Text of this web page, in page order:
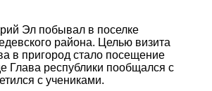
Эл побывал в поселке
района. Целью визита
в пригород стало посещение
Глава республики пообщался с
с учениками.